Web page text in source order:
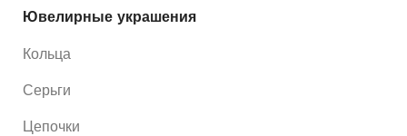
Ювелирные украшения
Кольца
Серьги
Цепочки